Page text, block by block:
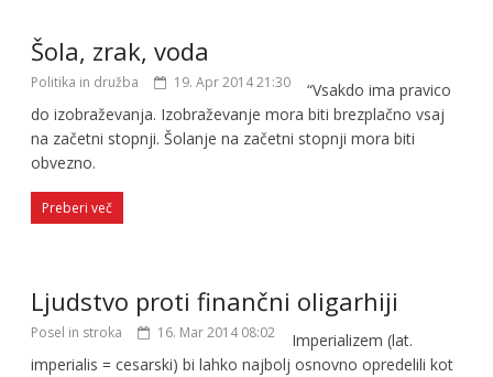
Šola, zrak, voda
Politika in družba 19. Apr 2014 21:30
“Vsakdo ima pravico
do izobraževanja. Izobraževanje mora biti brezplačno vsaj
na začetni stopnji. Šolanje na začetni stopnji mora biti
obvezno.
Preberi več
Ljudstvo proti finančni oligarhiji
Posel in stroka 16. Mar 2014 08:02
Imperializem (lat.
imperialis = cesarski) bi lahko najbolj osnovno opredelili kot